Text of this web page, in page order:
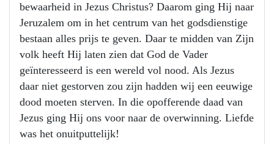
bewaarheid in Jezus Christus? Daarom ging Hij naar
Jeruzalem om in het centrum van het godsdienstige
bestaan alles prijs te geven. Daar te midden van Zijn
volk heeft Hij laten zien dat God de Vader
geïnteresseerd is een wereld vol nood. Als Jezus
daar niet gestorven zou zijn hadden wij een eeuwige
dood moeten sterven. In die opofferende daad van
Jezus ging Hij ons voor naar de overwinning. Liefde
was het onuitputtelijk!